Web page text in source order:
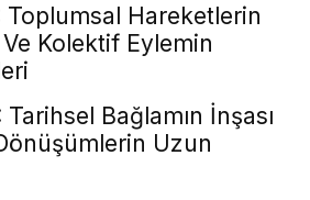
Toplumsal Hareketlerin
Kolektif Eylemin
Bağlamın İnşası
Uzun